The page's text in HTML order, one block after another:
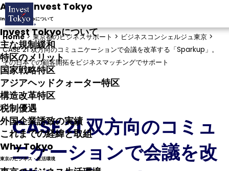
About Invest Tokyo
Invest Tokyoについて
Invest Tokyoについて
主な規制緩和
特区のメリット
国家戦略特区
アジアヘッドクォーター特区
構造改革特区
税制優遇
外国企業誘致の実績
これまでの経緯と取組
Why Tokyo
東京のビジネス・生活環境
Home> 東京都のビジネスサポート > ビジネスコンシェルジュ東京 >
CASE 21 双方向のコミュニケーションで会議を改革する「Sparkup」。
その日本での顧客開拓をビジネスマッチングでサポート
CASE 21 双方向のコミュ
ニケーションで会議を改